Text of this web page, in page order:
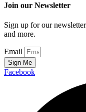
Join our Newsletter
Sign up for our
and more.
Email
Sign Me
Facebook